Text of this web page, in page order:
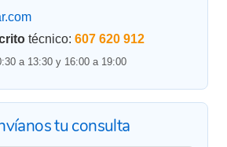
técnico: 607 620 912
a 13:30 y 16:00 a 19:00
tu consulta